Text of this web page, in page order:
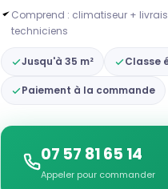
Comprend : climatiseur +
techniciens
Jusqu'à 35 m² Classe
Paiement à la commande
07 57 81 65 14
Appeler pour commander